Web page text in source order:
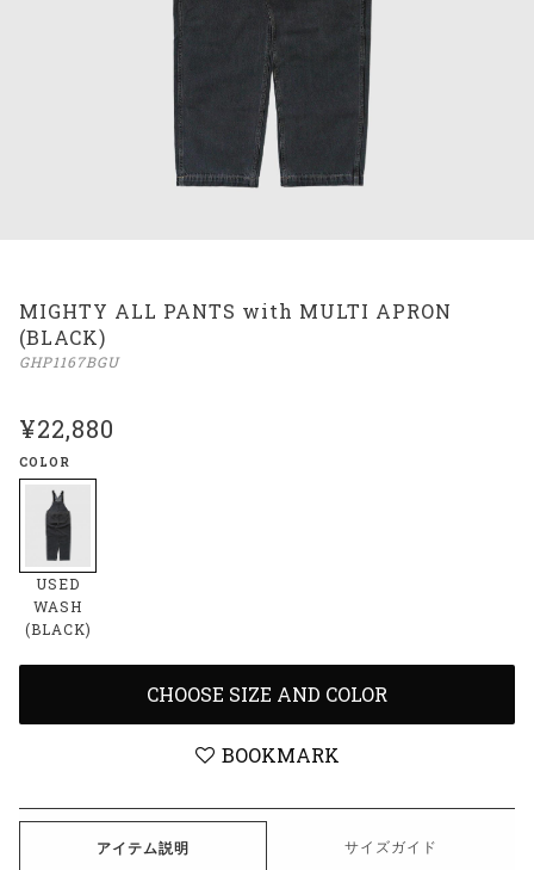
MIGHTY ALL PANTS with MULTI APRON
(BLACK)
GHP1167BGU
¥22,880
COLOR
USED
WASH
(BLACK)
CHOOSE SIZE AND COLOR
BOOKMARK
アイテム説明 サイズガイド